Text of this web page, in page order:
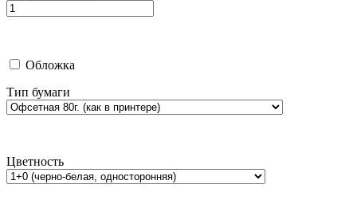
Обложка
Тип бумаги
Цветность